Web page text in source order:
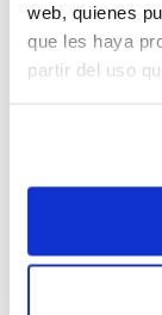
web, quienes
que les haya
partir del uso
asistencias, 1
Miguel
Barcelona.
ETIQUETAS
miguel alberto